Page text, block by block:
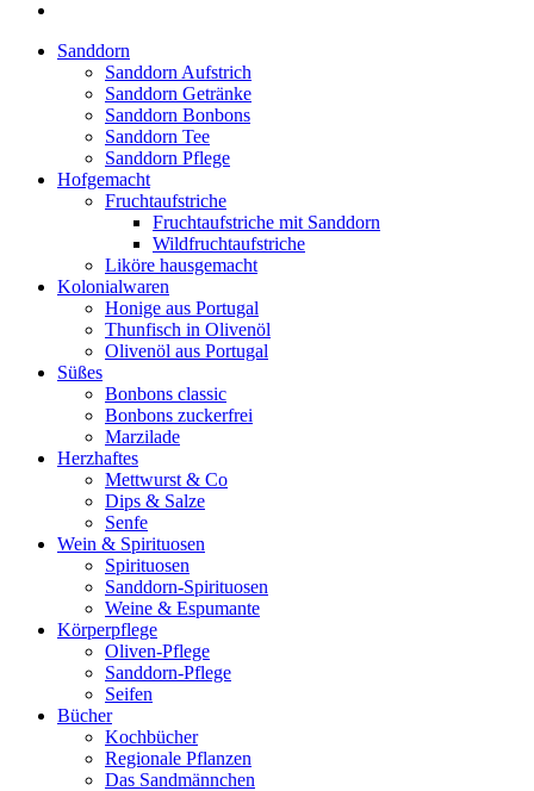
Sanddorn
Sanddorn Aufstrich
Sanddorn Getränke
Sanddorn Bonbons
Sanddorn Tee
Sanddorn Pflege
Hofgemacht
Fruchtaufstriche
Fruchtaufstriche mit Sanddorn
Wildfruchtaufstriche
Liköre hausgemacht
Kolonialwaren
Honige aus Portugal
Thunfisch in Olivenöl
Olivenöl aus Portugal
Süßes
Bonbons classic
Bonbons zuckerfrei
Marzilade
Herzhaftes
Mettwurst & Co
Dips & Salze
Senfe
Wein & Spirituosen
Spirituosen
Sanddorn-Spirituosen
Weine & Espumante
Körperpflege
Oliven-Pflege
Sanddorn-Pflege
Seifen
Bücher
Kochbücher
Regionale Pflanzen
Das Sandmännchen